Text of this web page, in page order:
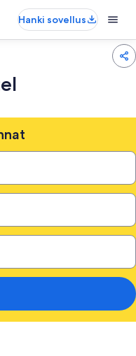
Hanki sovellus